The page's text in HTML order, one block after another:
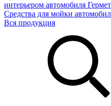
интерьером автомобиля
Средства для мойки
Вся продукция